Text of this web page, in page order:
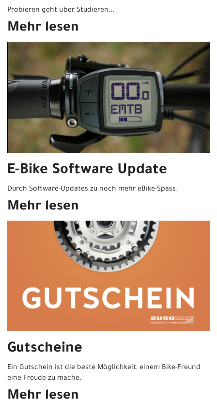
Probieren geht über Studieren...
Mehr lesen
E-Bike Software Update
Durch Software-Updates zu noch mehr eBike-Spass.
Mehr lesen
Gutscheine
Ein Gutschein ist die beste Möglichkeit, einem Bike-Freund
eine Freude zu mache.
Mehr lesen